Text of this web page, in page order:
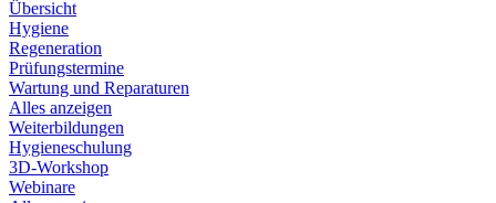
Übersicht
Hygiene
Regeneration
Prüfungstermine
Wartung und Reparaturen
Alles anzeigen
Weiterbildungen
Hygieneschulung
3D-Workshop
Webinare